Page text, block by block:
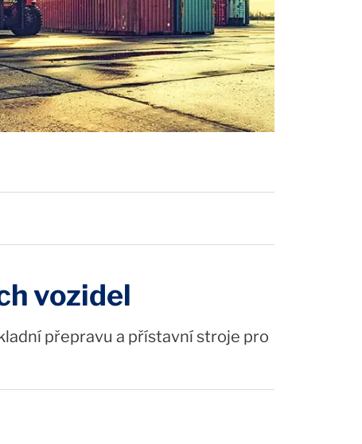
vozidel
přepravu a přístavní stroje pro